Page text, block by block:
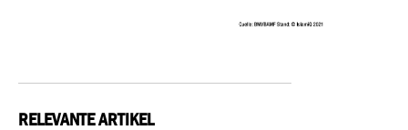
RELEVANTE ARTIKEL